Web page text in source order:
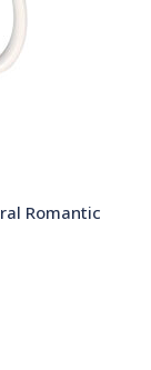
Romantic